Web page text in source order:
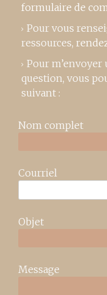
formulaire de
Pour vous
ressources,
Pour m’envoyer
question, vous
suivant :
Nom complet
Courriel
Objet
Message